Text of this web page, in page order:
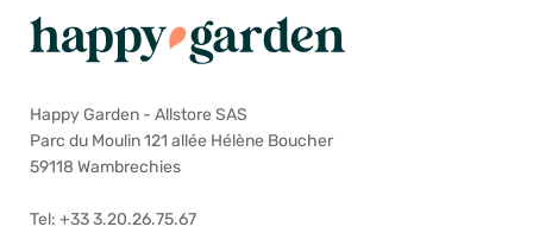
Happy Garden - Allstore SAS
Parc du Moulin 121 allée Hélène Boucher
59118 Wambrechies
Tel: +33 3.20.26.75.67